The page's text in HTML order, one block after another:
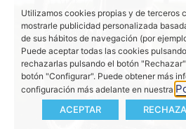
Utilizamos cookies propias y de terceros
mostrarle publicidad personalizada
de sus hábitos de navegación (por
Puede aceptar todas las cookies
rechazarlas pulsando el botón
botón "Configurar". Puede obtener más
configuración más adelante en nuestra
ACEPTAR